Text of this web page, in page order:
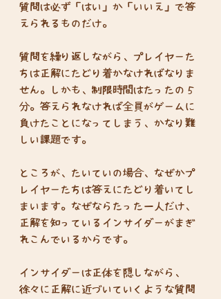
質問は必ず「はい」か「いいえ」で答
えられるものだけ。
質問を繰り返しながら、プレイヤーた
ちは正解にたどり着かなければなりま
せん。しかも、制限時間はたったの５
分。答えられなければ全員がゲームに
負けたことになってしまう、かなり難
しい課題です。
ところが、たいていの場合、なぜかプ
レイヤーたちは答えにたどり着いてし
まいます。なぜならたった一人だけ、
正解を知っているインサイダーがまぎ
れこんでいるからです。
インサイダーは正体を隠しながら、
徐々に正解に近づいていくような質問